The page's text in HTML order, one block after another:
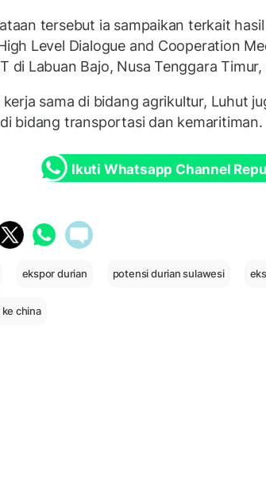
tersebut ia sampaikan terkait
Level Dialogue and Cooperation
di Labuan Bajo, Nusa Tenggara
kerja sama di bidang agrikultur, Luhut
bidang transportasi dan kemaritiman.
Ikuti Whatsapp Channel
ekspor durian potensi durian sulawesi
china